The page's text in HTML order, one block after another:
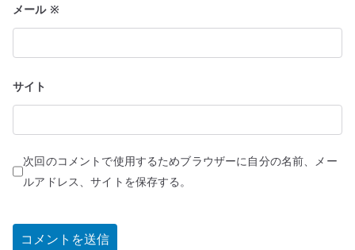
メール ※
サイト
次回のコメントで使用するためブラウザーに自分の名前、メー
ルアドレス、サイトを保存する。